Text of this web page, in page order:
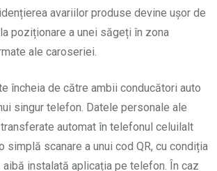
avariilor produse devine ușor de
poziționare a unei săgeți în zona
ale caroseriei.
încheia de către ambii conducători auto
singur telefon. Datele personale ale
automat în telefonul celuilalt
simplă scanare a unui cod QR, cu condiția
instalată aplicația pe telefon. În caz